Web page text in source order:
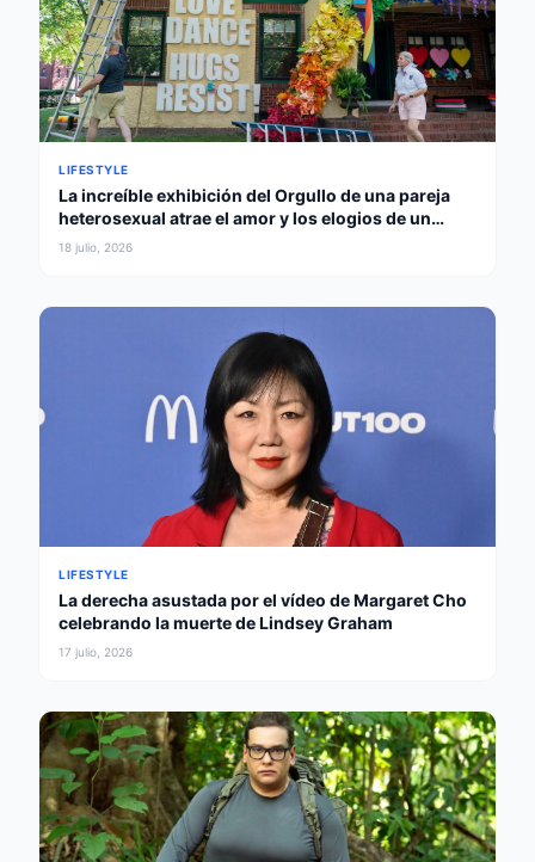
LIFESTYLE
La increíble exhibición del Orgullo de una pareja
heterosexual atrae el amor y los elogios de un
gobernador
18 julio, 2026
LIFESTYLE
La derecha asustada por el vídeo de Margaret Cho
celebrando la muerte de Lindsey Graham
17 julio, 2026